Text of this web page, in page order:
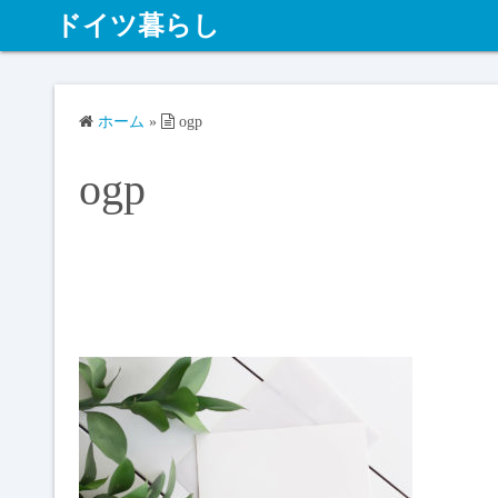
ドイツ暮らし
ホーム » ogp
ogp